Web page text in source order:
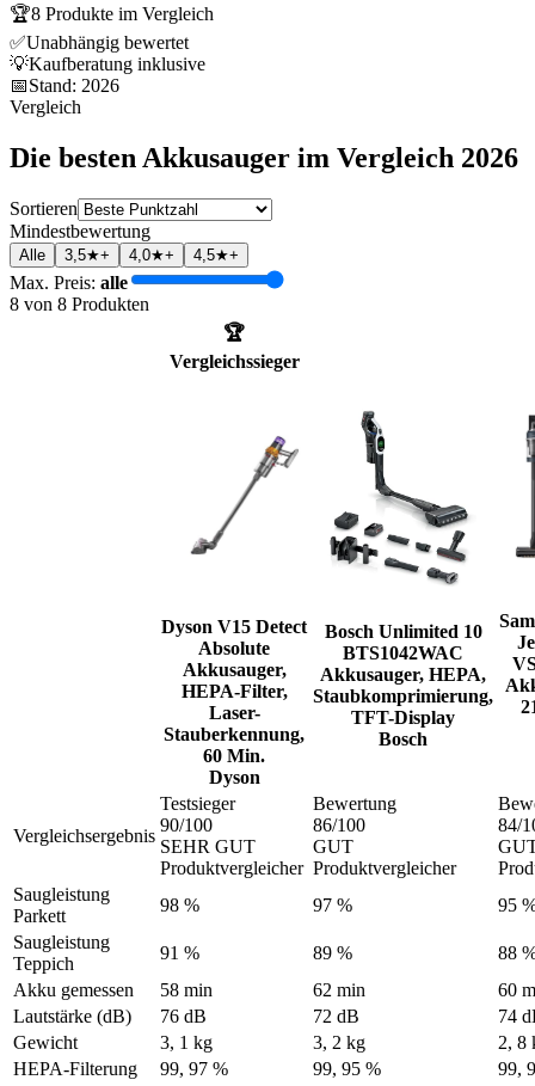
🏆8 Produkte im Vergleich
✅Unabhängig bewertet
💡Kaufberatung inklusive
📅Stand: 2026
Vergleich
Die besten Akkusauger im Vergleich 2026
Sortieren
Mindestbewertung
Alle 3,5★+ 4,0★+ 4,5★+
Max. Preis: alle
8 von 8 Produkten
🏆
Vergleichssieger
Dyson V15 Detect
Absolute
Akkusauger,
HEPA-Filter,
Laser-
Stauberkennung,
60 Min.
Dyson
Bosch Unlimited 10
BTS1042WAC
Akkusauger, HEPA,
Staubkomprimierung,
TFT-Display
Bosch
Vergleichsergebnis
Testsieger
90/100
SEHR GUT
Produktvergleicher
Bewertung
86/100
GUT
Produktvergleicher
84/
Saugleistung
Parkett
98 % 97 %
95
Saugleistung
Teppich
91 % 89 %
88
Akku gemessen
58 min 62 min
60
Lautstärke (dB)
76 dB 72 dB
74
Gewicht
3, 1 kg 3, 2 kg
2, 8
HEPA-Filterung
99, 97 % 99, 95 % 99,